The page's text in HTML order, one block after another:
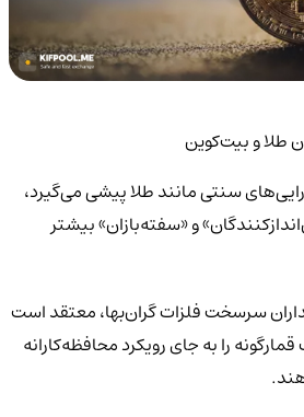
طلا و بیت‌کوین
سنتی مانند طلا پیشی می‌گیرد،
و «سفته‌بازان» بیشتر
سرسخت فلزات گران‌بها، معتقد است
را به جای رویکرد محافظه‌کارانه